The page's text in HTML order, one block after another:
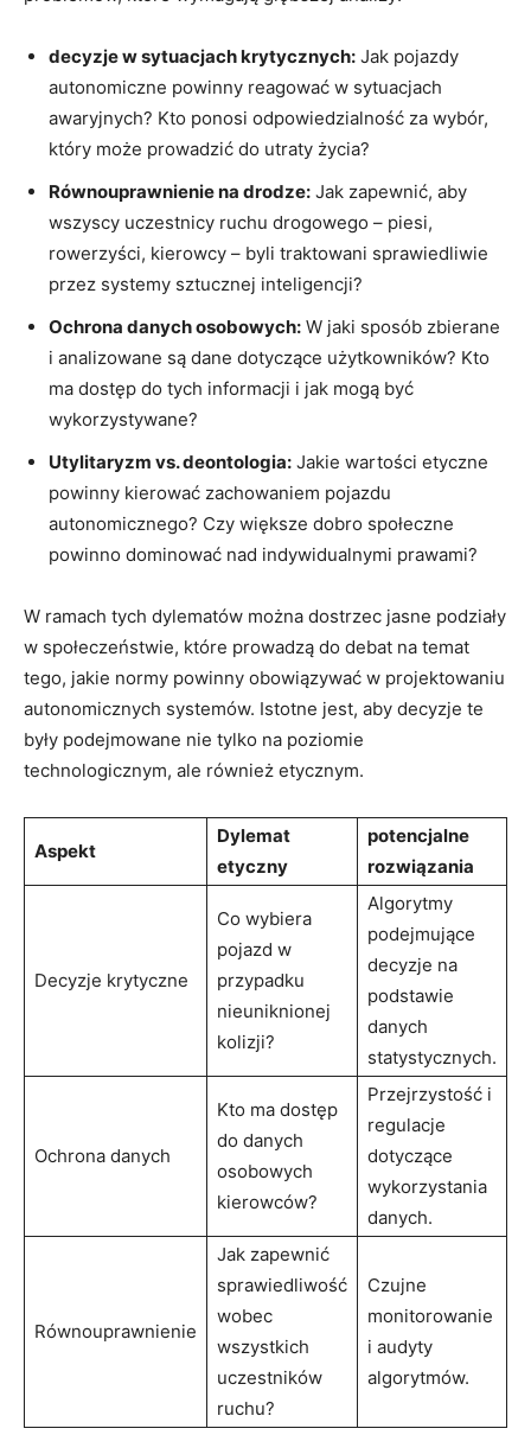
decyzje w sytuacjach krytycznych: Jak pojazdy
autonomiczne powinny reagować w sytuacjach
awaryjnych? Kto ponosi odpowiedzialność za wybór,
który może prowadzić do utraty życia?
Równouprawnienie na drodze: Jak zapewnić, aby
wszyscy uczestnicy ruchu drogowego – piesi,
rowerzyści, kierowcy – byli traktowani sprawiedliwie
przez systemy sztucznej inteligencji?
Ochrona danych osobowych: W jaki sposób zbierane
i analizowane są dane dotyczące użytkowników? Kto
ma dostęp do tych informacji i jak mogą być
wykorzystywane?
Utylitaryzm vs. deontologia: Jakie wartości etyczne
powinny kierować zachowaniem pojazdu
autonomicznego? Czy większe dobro społeczne
powinno dominować nad indywidualnymi prawami?
W ramach tych dylematów można dostrzec jasne podziały
w społeczeństwie, które prowadzą do debat na temat
tego, jakie normy powinny obowiązywać w projektowaniu
autonomicznych systemów. Istotne jest, aby decyzje te
były podejmowane nie tylko na poziomie
technologicznym, ale również etycznym.
Aspekt
Dylemat
etyczny
potencjalne
rozwiązania
Decyzje krytyczne
Co wybiera
pojazd w
przypadku
nieuniknionej
kolizji?
Algorytmy
podejmujące
decyzje na
podstawie
danych
statystycznych.
Ochrona danych
Kto ma dostęp
do danych
osobowych
kierowców?
Przejrzystość i
regulacje
dotyczące
wykorzystania
danych.
Równouprawnienie
Jak zapewnić
sprawiedliwość
wobec
wszystkich
uczestników
ruchu?
Czujne
monitorowanie
i audyty
algorytmów.